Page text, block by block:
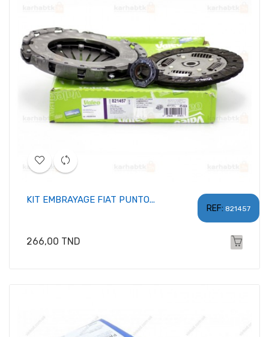
REF: 821457
KIT EMBRAYAGE FIAT PUNTO...
Prix
266,00 TND